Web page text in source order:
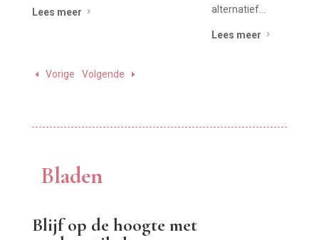
Lees meer 5
alternatief...
Lees meer 5
Vorige Volgende
Bladen
Blijf op de hoogte met